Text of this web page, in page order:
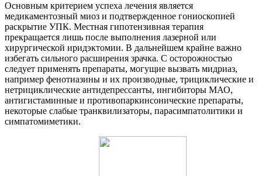
Основным критерием успеха лечения является
медикаментозный миоз и подтвержденное гониоскопией
раскрытие УПК. Местная гипотензивная терапия
прекращается лишь после выполнения лазерной или
хирургической иридэктомии. В дальнейшем крайне важно
избегать сильного расширения зрачка. С осторожностью
следует применять препараты, могущие вызвать мидриаз,
например фенотиазины и их производные, трициклические и
нетрициклические антидепрессанты, ингибиторы МАО,
антигистаминные и противопаркинсонические препараты,
некоторые слабые транквилизаторы, парасимпатолитики и
симпатомиметики.